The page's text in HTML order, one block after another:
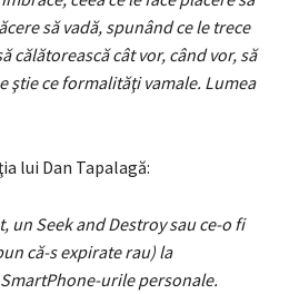
să vadă, spunând ce le trece
călătorească cât vor, când vor, să
ştie ce formalităţi vamale. Lumea
lui Dan Tapalagă:
un Seek and Destroy sau ce-o fi
că-s expirate rau) la
urile personale.